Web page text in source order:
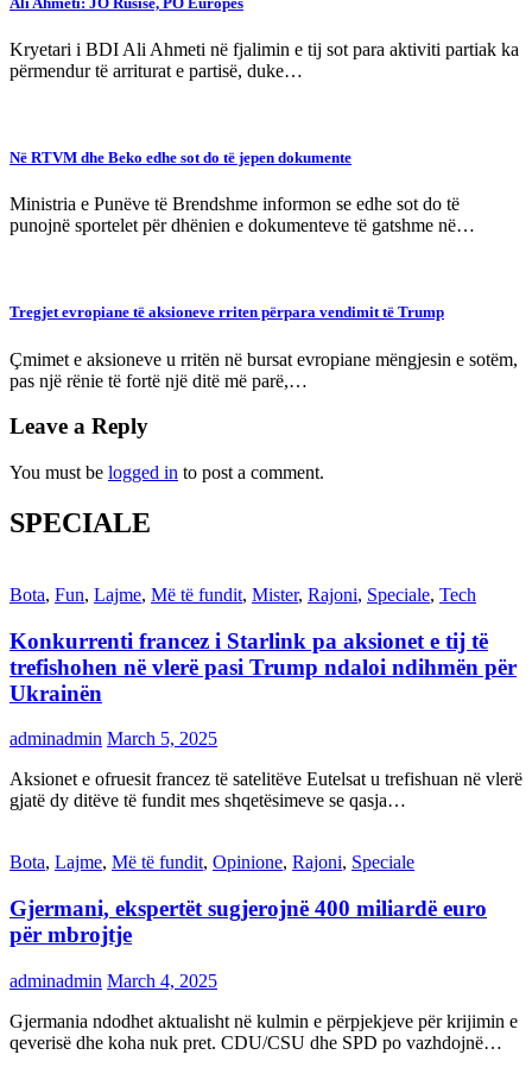
Kryetari i BDI Ali Ahmeti në fjalimin e tij sot para aktiviti partiak ka
përmendur të arriturat e partisë, duke…
Në RTVM dhe Beko edhe sot do të jepen dokumente
Ministria e Punëve të Brendshme informon se edhe sot do të
punojnë sportelet për dhënien e dokumenteve të gatshme në…
Tregjet evropiane të aksioneve rriten përpara vendimit të Trump
Çmimet e aksioneve u rritën në bursat evropiane mëngjesin e sotëm,
pas një rënie të fortë një ditë më parë,…
Leave a Reply
You must be logged in to post a comment.
SPECIALE
Bota, Fun, Lajme, Më të fundit, Mister, Rajoni, Speciale, Tech
Konkurrenti francez i Starlink pa aksionet e tij të
trefishohen në vlerë pasi Trump ndaloi ndihmën për
Ukrainën
adminadmin March 5, 2025
Aksionet e ofruesit francez të satelitëve Eutelsat u trefishuan në vlerë
gjatë dy ditëve të fundit mes shqetësimeve se qasja…
Bota, Lajme, Më të fundit, Opinione, Rajoni, Speciale
Gjermani, ekspertët sugjerojnë 400 miliardë euro
për mbrojtje
adminadmin March 4, 2025
Gjermania ndodhet aktualisht në kulmin e përpjekjeve për krijimin e
qeverisë dhe koha nuk pret. CDU/CSU dhe SPD po vazhdojnë…